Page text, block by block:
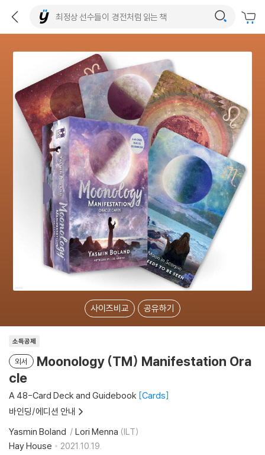
사이즈비교 공유하기
소득공제
외서
Moonology (TM) Manifestation Ora
cle
A 48-Card Deck and Guidebook Cards
바인딩/에디션 안내
Yasmin Boland
Lori Menna (ILT)
Hay House
2021.10.19.